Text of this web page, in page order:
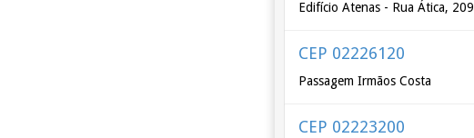
Edifício Atenas - Rua Ática, 209
CEP 02226120
Passagem Irmãos Costa
CEP 02223200